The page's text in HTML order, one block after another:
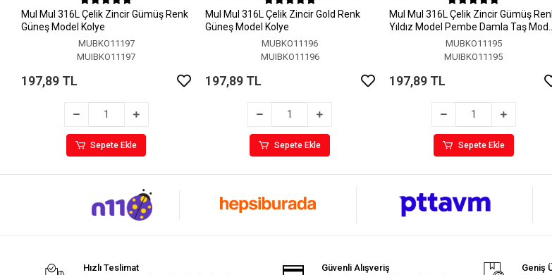
MuI MuI 316L Çelik Zincir Gümüş Renk
Güneş Model Kolye
MUBKO11197
MUIBKO11197
197,89 TL
Sepete Ekle
MuI MuI 316L Çelik Zincir Gold Renk
Güneş Model Kolye
MUBKO11196
MUIBKO11196
197,89 TL
Sepete Ekle
MuI MuI 316L Çelik Zincir Gümüş
Yıldız Model Pembe Damla Taş Model
MUBKO11195
MUIBKO11195
197,89 TL
Sepete Ekle
Hızlı Teslimat Güvenli Alışveriş Geniş